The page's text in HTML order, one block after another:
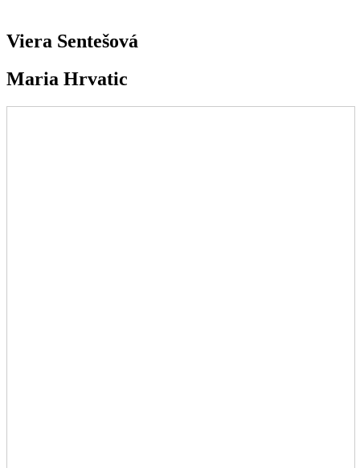
Viera Sentešová
Maria Hrvatic